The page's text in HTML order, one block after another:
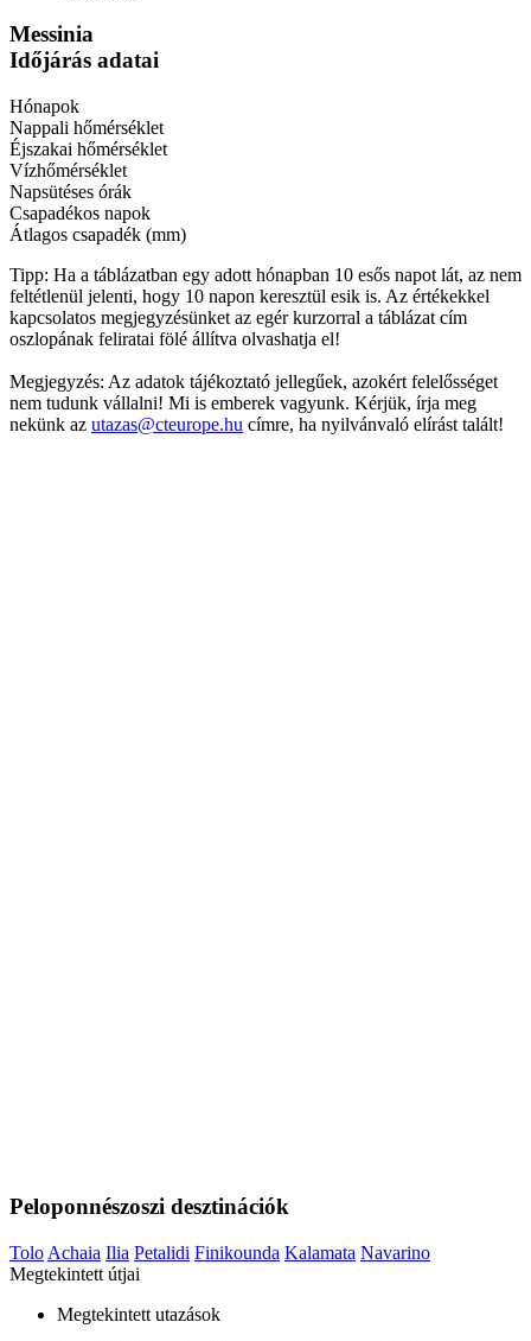
Messinia
Időjárás adatai
Hónapok
Nappali hőmérséklet
Éjszakai hőmérséklet
Vízhőmérséklet
Napsütéses órák
Csapadékos napok
Átlagos csapadék (mm)
Tipp: Ha a táblázatban egy adott hónapban 10 esős napot lát, az nem
feltétlenül jelenti, hogy 10 napon keresztül esik is. Az értékekkel
kapcsolatos megjegyzésünket az egér kurzorral a táblázat cím
oszlopának feliratai fölé állítva olvashatja el!
Megjegyzés: Az adatok tájékoztató jellegűek, azokért felelősséget
nem tudunk vállalni! Mi is emberek vagyunk. Kérjük, írja meg
nekünk az utazas@cteurope.hu címre, ha nyilvánvaló elírást talált!
Peloponnészoszi desztinációk
Tolo Achaia Ilia Petalidi Finikounda Kalamata Navarino
Megtekintett útjai
Megtekintett utazások